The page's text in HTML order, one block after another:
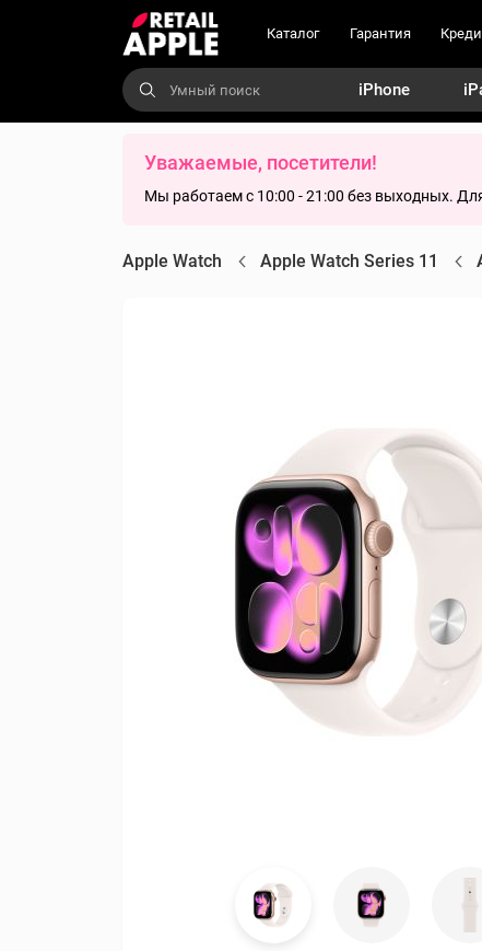
Каталог Гарантия
iPhone
Уважаемые, посетители!
Мы работаем с 10:00 - 21:00 без выходных.
Apple Watch Apple Watch Series 11